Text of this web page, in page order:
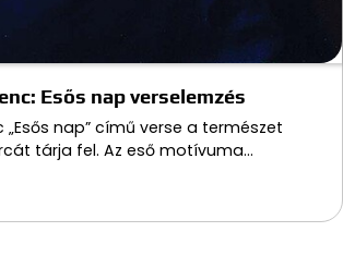
Esős nap verselemzés
„Esős nap” című verse a természet
tárja fel. Az eső motívuma…